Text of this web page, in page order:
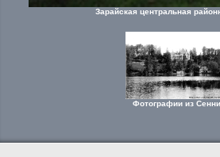
Зарайская центральная
Фотографии из